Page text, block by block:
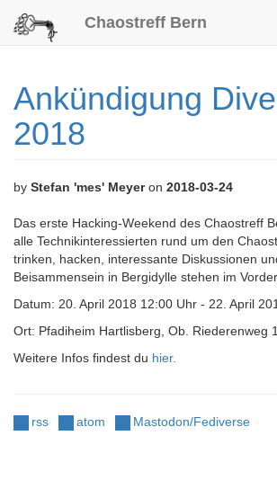
Chaostreff Bern
Ankündigung
2018
by Stefan 'mes' Meyeron 2018-03-24
Das erste Hacking-Weekend des Chaostreff
alle Technikinteressierten rund um den
trinken, hacken, interessante Diskussionen
Beisammensein in Bergidylle stehen im
Datum: 20. April 2018 12:00 Uhr - 22. April
Ort: Pfadiheim Hartlisberg, Ob. Riederenweg
Weitere Infos findest du hier.
rss atom Mastodon/Fediverse